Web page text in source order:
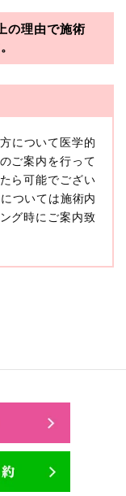
ます。
情報」とは、生
情報に含まれる
定の個人を識別
保護委員会の政
ます。
のままでは特定
、他の情報と組
できる場合、か
報
できる情報
関連して取得す
の理由で施術
について医学的
ご案内を行って
ら可能でござい
ついては施術内
グ時にご案内致